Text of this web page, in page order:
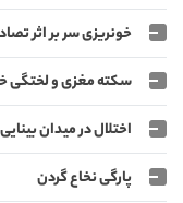
خونریزی سر بر اثر
سکته مغزی و لختگی
اختلال در میدان
پارگی نخاع گردن